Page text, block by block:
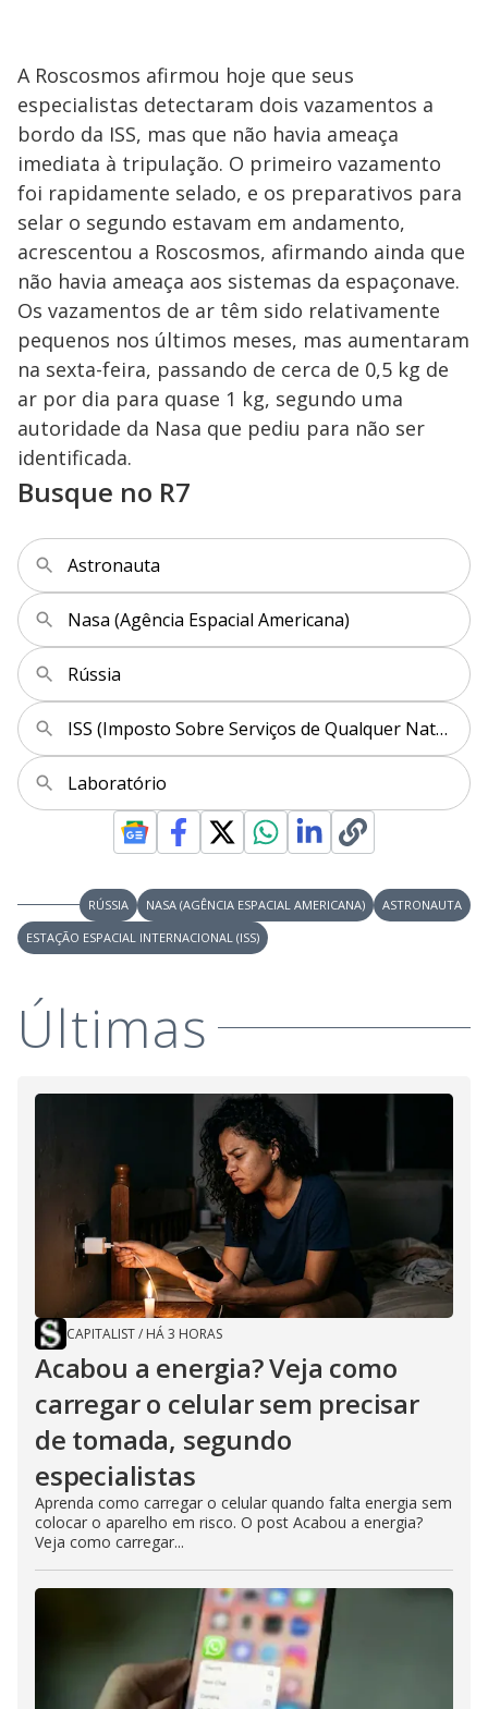
A Roscosmos afirmou hoje que seus
especialistas detectaram dois vazamentos a
bordo da ISS, mas que não havia ameaça
imediata à tripulação. O primeiro vazamento
foi rapidamente selado, e os preparativos para
selar o segundo estavam em andamento,
acrescentou a Roscosmos, afirmando ainda que
não havia ameaça aos sistemas da espaçonave.
Os vazamentos de ar têm sido relativamente
pequenos nos últimos meses, mas aumentaram
na sexta-feira, passando de cerca de 0,5 kg de
ar por dia para quase 1 kg, segundo uma
autoridade da Nasa que pediu para não ser
identificada.
Busque no R7
Astronauta
Nasa (Agência Espacial Americana)
Rússia
ISS (Imposto Sobre Serviços de Qualquer Natureza)
Laboratório
RÚSSIA NASA (AGÊNCIA ESPACIAL AMERICANA)
ASTRONAUTA
ESTAÇÃO ESPACIAL INTERNACIONAL (ISS)
Últimas
CAPITALIST/ HÁ 3 HORAS
Acabou a energia? Veja como
carregar o celular sem precisar
de tomada, segundo
especialistas
Aprenda como carregar o celular quando falta energia sem
colocar o aparelho em risco. O post Acabou a energia?
Veja como carregar...